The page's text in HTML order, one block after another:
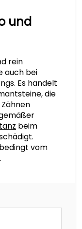
und
rein
auch bei
Es handelt
die
beim
vom